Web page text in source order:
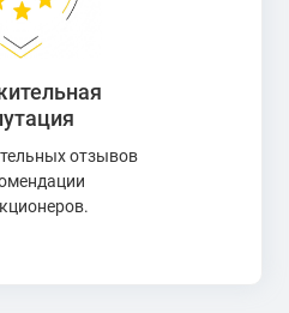
отзывов